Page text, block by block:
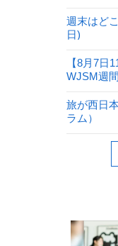
週末はど
日)
【8月7日
WJSM週
旅が西日
ラム）